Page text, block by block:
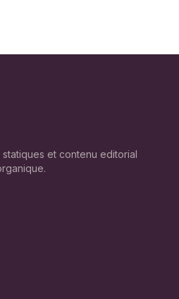
et contenu editorial